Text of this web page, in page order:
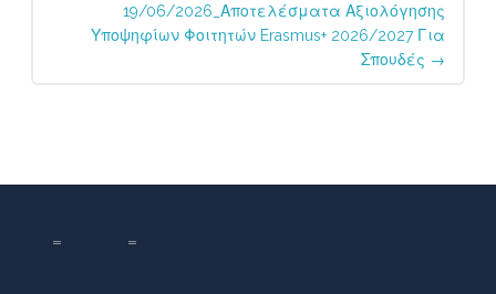
19/06/2026_Αποτελέσματα Αξιολόγησης
Υποψηφίων Φοιτητών Erasmus+ 2026/2027 Για
Σπουδές →